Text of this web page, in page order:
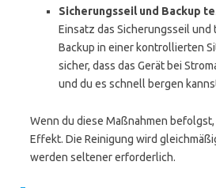
Sicherungsseil und Backup
Einsatz das Sicherungsseil und
Backup in einer kontrollierten
sicher, dass das Gerät bei
und du es schnell bergen
Wenn du diese Maßnahmen
Effekt. Die Reinigung wird
werden seltener erforderlich.